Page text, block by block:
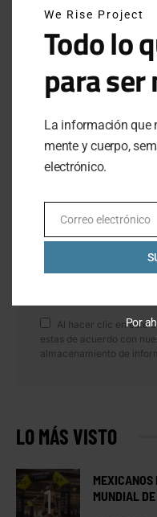
ATRÉVETE A INTENTARLO: EL
INSTAGRAM
NEWSLETTER
SUSCRÍBETE A
Al hacer clic en este
estas de acuerdo con
almacenamiento de
LO MÁS VISTO
MEXICANOS
MUNDIAL
We Rise Project
Todo lo
para
La información que
mente y cuerpo,
electrónico.
EmailCorreo electrónico
Por